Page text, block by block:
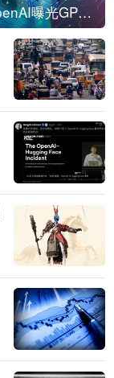
刚刚，OpenAI曝光GPT-6！传10万亿参数，8月强行发布